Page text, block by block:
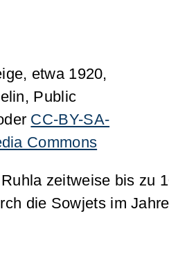
etwa 1920,
Public
CC-BY-SA-
Commons
zeitweise bis zu
die Sowjets im